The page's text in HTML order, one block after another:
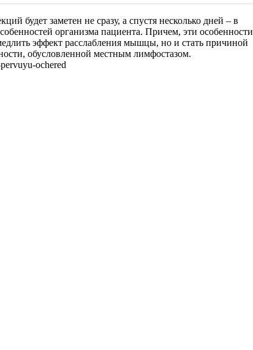
будет заметен не сразу, а спустя несколько дней – в
организма пациента. Причем, эти особенности
эффект расслабления мышцы, но и стать причиной
обусловленной местным лимфостазом.